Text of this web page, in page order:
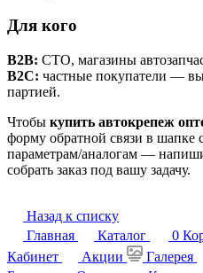
Для кого
B2B: СТО, магазины
B2C: частные покупатели —
партией.
Чтобы купить автокрепеж
форму обратной связи в шапке
параметрам/аналогам —
собрать заказ под вашу задачу.
Назад к списку
Главная
Каталог 0
Кабинет
Акции Галерея